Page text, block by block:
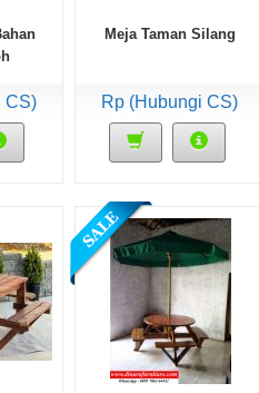
CS)
Meja Taman Silang
Rp (Hubungi CS)